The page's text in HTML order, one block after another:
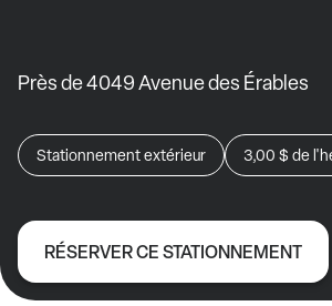
Près de 4049 Avenue des Érables
Stationnement extérieur 3,00 $ de
RÉSERVER CE STATIONNEMENT